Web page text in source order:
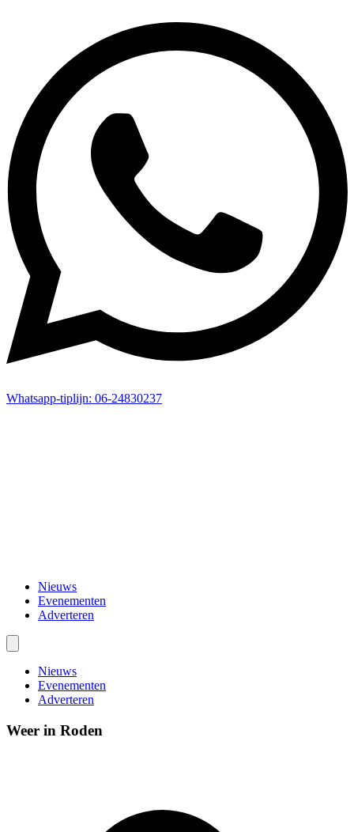
Whatsapp-tiplijn: 06-24830237
Nieuws
Evenementen
Adverteren
Nieuws
Evenementen
Adverteren
Weer in Roden